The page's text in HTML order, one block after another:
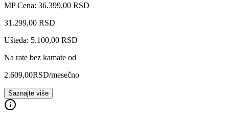
MP Cena: 36.399,00 RSD
31.299,00 RSD
Ušteda: 5.100,00 RSD
Na rate bez kamate od
2.609,00RSD/mesečno
Saznajte više